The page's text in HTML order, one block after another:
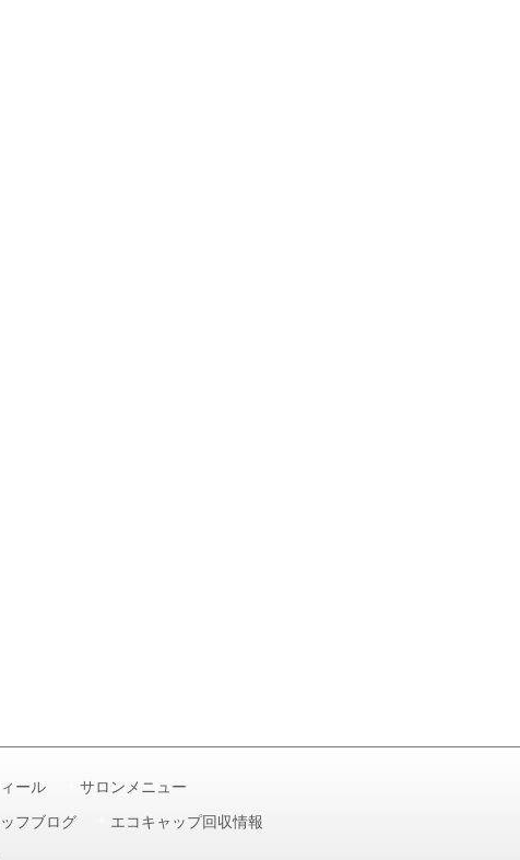
ール サロンメニュー
フブログ エコキャップ回収情報